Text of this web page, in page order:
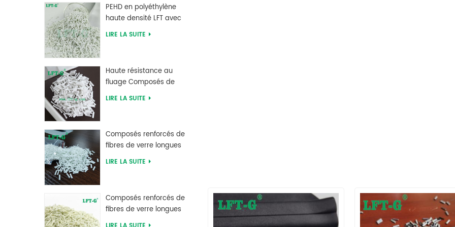
PEHD en polyéthylène
haute densité LFT avec
longue fibre de verre
LIRE LA SUITE
Haute résistance au
fluage Composés de
fibres de verre longues
LIRE LA SUITE
Composés renforcés de
fibres de verre longues
en polybutylène
LIRE LA SUITE
Composés renforcés de
fibres de verre longues
en polyphtalamide PPA
composites can be prepared. At
present, PPS fiber reinforced
composites have been widely used
in the aerospace field. Tencate
for the automotive,
solar energy, high-end
other industries.
données sont goûtées